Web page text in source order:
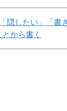
「隠したい」「書
から書く